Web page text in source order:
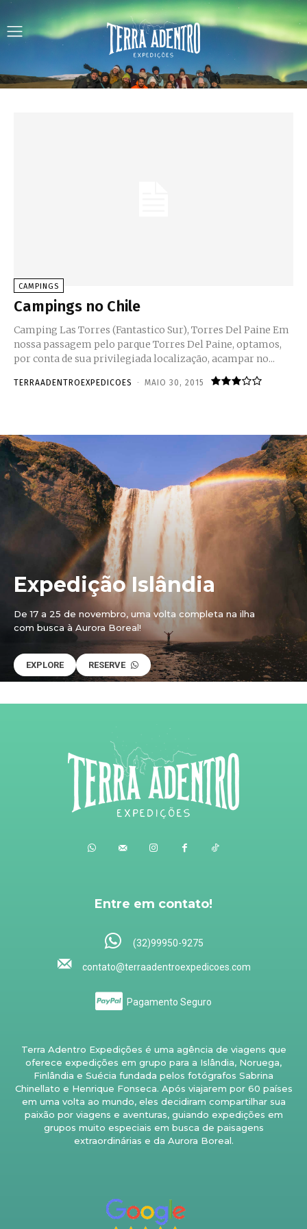
CAMPINGS
Campings no Chile
Camping Las Torres (Fantastico Sur), Torres Del Paine Em
nossa passagem pelo parque Torres Del Paine, optamos,
por conta de sua privilegiada localização, acampar no...
TERRAADENTROEXPEDICOES - MAIO 30, 2015
Expedição Islândia
De 17 a 25 de novembro, uma volta completa na ilha
com busca à Aurora Boreal!
EXPLORE RESERVE
Entre em contato!
(32)99950-9275
contato@terraadentroexpedicoes.com
Pagamento Seguro
Terra Adentro Expedições é uma agência de viagens que
oferece expedições em grupo para a Islândia, Noruega,
Finlândia e Suécia fundada pelos fotógrafos Sabrina
Chinellato e Henrique Fonseca. Após viajarem por 60 países
em uma volta ao mundo, eles decidiram compartilhar sua
paixão por viagens e aventuras, guiando expedições em
grupos muito especiais em busca de paisagens
extraordinárias e da Aurora Boreal.